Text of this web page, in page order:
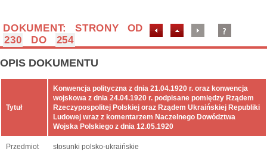
DOKUMENT: STRONY OD
230
DO 254
OPIS DOKUMENTU
Tytuł
Konwencja polityczna z dnia 21.04.1920 r. oraz konwencja
wojskowa z dnia 24.04.1920 r. podpisane pomiędzy Rządem
Rzeczypospolitej Polskiej oraz Rządem Ukraińskiej Republiki
Ludowej wraz z komentarzem Naczelnego Dowództwa
Wojska Polskiego z dnia 12.05.1920
Przedmiot stosunki polsko-ukraińskie